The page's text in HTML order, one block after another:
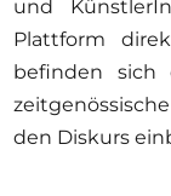
und
Plattform
befinden
den Diskurs